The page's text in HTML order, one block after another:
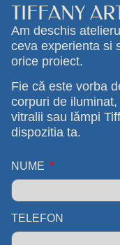
TIFFANY
Am deschis
ceva experienta si
orice proiect.
Fie că este vorba
corpuri de
vitralii sau lămpi
dispozitia ta.
NUME
TELEFON